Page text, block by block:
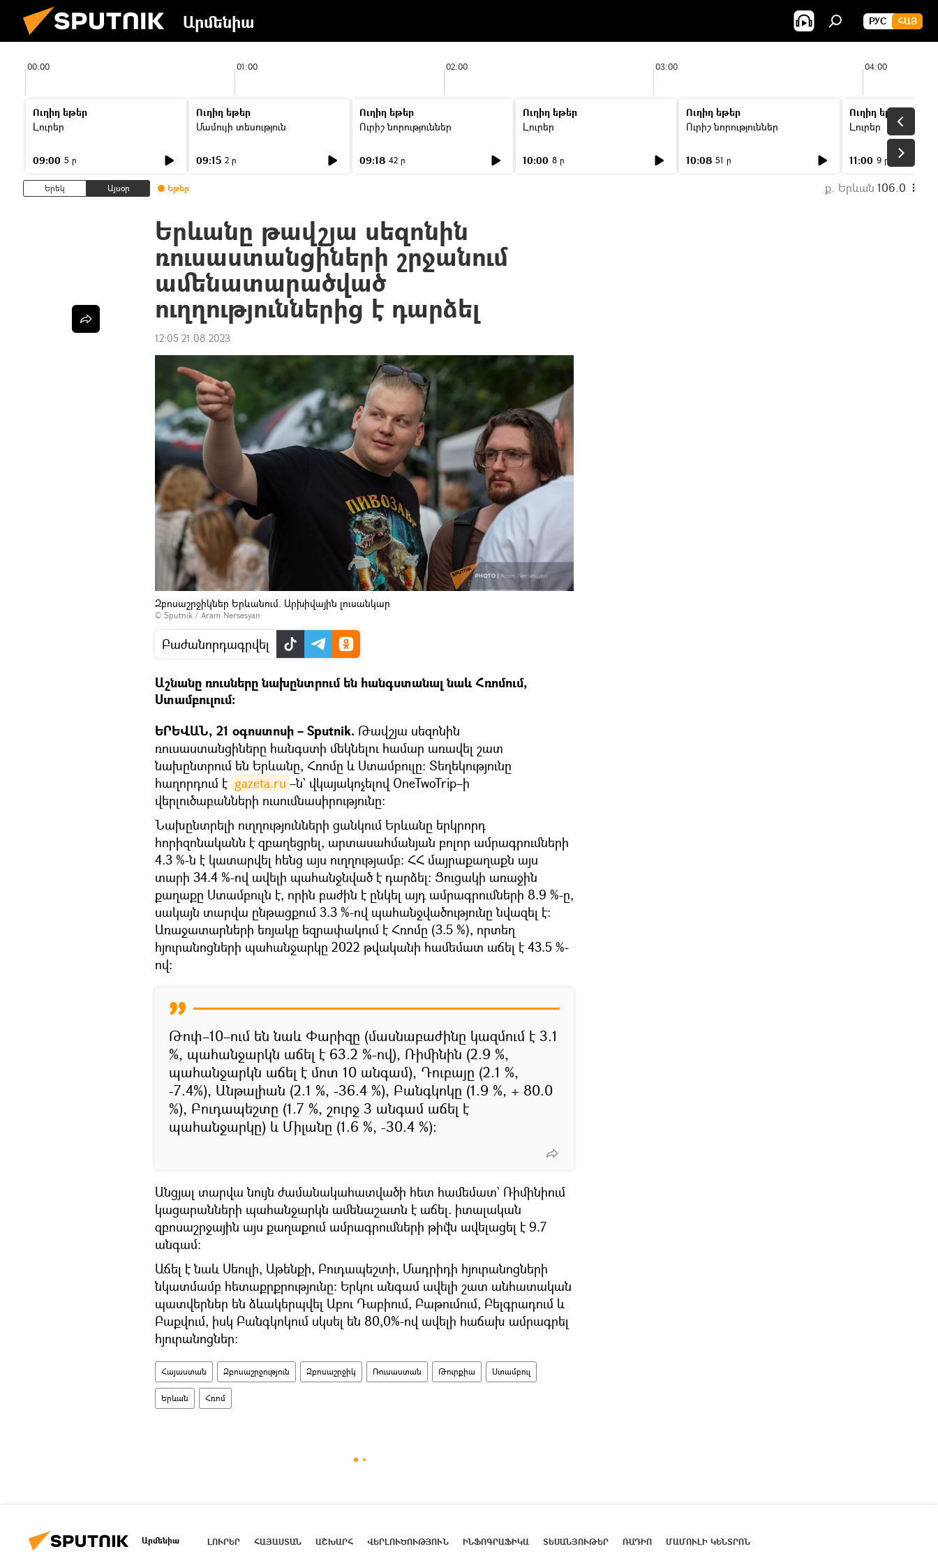
Արմենիա РУС ՀԱՅ
00:00 01:00 02:00 03:00 04:00
Ուղիղ եթեր
Լուրեր
09:00 5 ր
Ուղիղ եթեր
Մամուլի տեսություն
09:15 2 ր
Ուղիղ եթեր
Ուրիշ նորություններ
09:18 42 ր
Ուղիղ եթեր
Լուրեր
10:00 8 ր
Ուղիղ եթեր
Ուրիշ նորություններ
10:08 51 ր
Ուղիղ եթեր
Լուրեր
11:00 9 ր
Երեկ Այսօր Եթեր ք. Երևան 106.0
Երևանը թավշյա սեզոնին
ռուսաստանցիների շրջանում
ամենատարածված
ուղղություններից է դարձել
12:05 21.08.2023
Զբոսաշրջիկներ Երևանում. Արխիվային լուսանկար
© Sputnik / Aram Nersesyan
Բաժանորդագրվել
Աշնանը ռուսները նախընտրում են հանգստանալ նաև Հռոմում,
Ստամբուլում։
ԵՐԵՎԱՆ, 21 օգոստոսի – Sputnik. Թավշյա սեզոնին
ռուսաստանցիները հանգստի մեկնելու համար առավել շատ
նախընտրում են Երևանը, Հռոմը և Ստամբուլը։ Տեղեկությունը
հաղորդում է gazeta.ru –ն` վկայակոչելով OneTwoTrip–ի
վերլուծաբանների ուսումնասիրությունը։
Նախընտրելի ուղղությունների ցանկում Երևանը երկրորդ
հորիզոնականն է զբաղեցրել, արտասահմանյան բոլոր ամրագրումների
4.3 %-ն է կատարվել հենց այս ուղղությամբ։ ՀՀ մայրաքաղաքն այս
տարի 34.4 %-ով ավելի պահանջնված է դարձել։ Ցուցակի առաջին
քաղաքը Ստամբուլն է, որին բաժին է ընկել այդ ամրագրումների 8.9 %-ը,
սակայն տարվա ընթացքում 3.3 %-ով պահանջվածությունը նվազել է։
Առաջատարների եռյակը եզրափակում է Հռոմը (3.5 %), որտեղ
հյուրանոցների պահանջարկը 2022 թվականի համեմատ աճել է 43.5 %-
ով։
Թոփ–10–ում են նաև Փարիզը (մասնաբաժինը կազմում է 3.1
%, պահանջարկն աճել է 63.2 %-ով), Ռիմինին (2.9 %,
պահանջարկն աճել է մոտ 10 անգամ), Դուբայը (2.1 %,
-7.4%), Անթալիան (2.1 %, -36.4 %), Բանգկոկը (1.9 %, + 80.0
%), Բուդապեշտը (1.7 %, շուրջ 3 անգամ աճել է
պահանջարկը) և Միլանը (1.6 %, -30.4 %)։
Անցյալ տարվա նույն ժամանակահատվածի հետ համեմատ` Ռիմինիում
կացարանների պահանջարկն ամենաշատն է աճել. իտալական
զբոսաշրջային այս քաղաքում ամրագրումների թիվն ավելացել է 9.7
անգամ։
Աճել է նաև Սեուլի, Աթենքի, Բուդապեշտի, Մադրիդի հյուրանոցների
նկատմամբ հետաքրքրությունը։ Երկու անգամ ավելի շատ անհատական
պատվերներ են ձևակերպվել Աբու Դաբիում, Բաթումում, Բելգրադում և
Բաքվում, իսկ Բանգկոկում սկսել են 80,0%-ով ավելի հաճախ ամրագրել
հյուրանոցներ:
Հայաստան Զբոսաշրջություն Զբոսաշրջիկ Ռուսաստան Թուրքիա Ստամբուլ
Երևան Հռոմ
Արմենիա ԼՈՒՐԵՐ ՀԱՅԱՍՏԱՆ ԱՇԽԱՐՀ ՎԵՐԼՈՒԾՈՒԹՅՈՒՆ ԻՆՖՈԳՐԱՖԻԿԱ ՏԵՍԱՆՅՈՒԹԵՐ ՌԱԴԻՈ ՄԱՄՈՒԼԻ ԿԵՆՏՐՈՆ